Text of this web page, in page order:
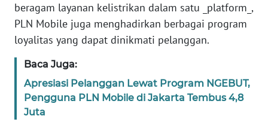
beragam layanan kelistrikan dalam satu _platform_,
PLN Mobile juga menghadirkan berbagai program
loyalitas yang dapat dinikmati pelanggan.
Baca Juga:
Apresiasi Pelanggan Lewat Program NGEBUT,
Pengguna PLN Mobile di Jakarta Tembus 4,8
Juta
WN
SUMUT
WN
JAKARTA
WN